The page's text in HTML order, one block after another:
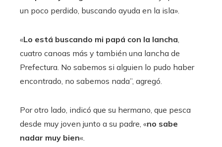
un poco perdido, buscando ayuda en la isla».
«Lo está buscando mi papá con la lancha
cuatro canoas más y también una lancha de
Prefectura. No sabemos si alguien lo pudo haber
encontrado, no sabemos nada”, agregó.
Por otro lado, indicó que su hermano, que pesca
desde muy joven junto a su padre, «no sabe
nadar muy bien«.